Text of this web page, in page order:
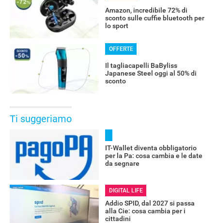
Amazon, incredibile 72% di
sconto sulle cuffie bluetooth per
lo sport
OFFERTE
Il tagliacapelli BaByliss
Japanese Steel oggi al 50% di
sconto
Ti suggeriamo
IT-Wallet diventa obbligatorio
per la Pa: cosa cambia e le date
da segnare
DIGITAL LIFE
Addio SPID, dal 2027 si passa
alla Cie: cosa cambia per i
cittadini